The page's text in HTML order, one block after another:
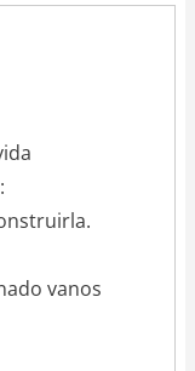
vanos